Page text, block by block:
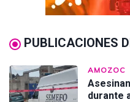
PUBLICACIONES
AMOZOC
durante